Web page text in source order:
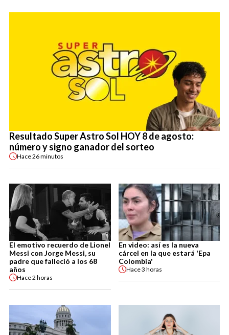
Resultado Super Astro Sol HOY 8 de agosto:
número y signo ganador del sorteo
Hace26 minutos
El emotivo recuerdo de Lionel
Messi con Jorge Messi, su
padre que falleció a los 68
años
Hace2 horas
En video: así es la nueva
cárcel en la que estará 'Epa
Colombia'
Hace3 horas